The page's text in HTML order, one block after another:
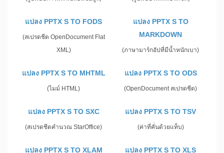
แปลง PPTX S TO FODS
(สเปรดชีต OpenDocument Flat
XML)
แปลง PPTX S TO
MARKDOWN
(ภาษามาร์กอัปที่มีน้ำหนักเบา)
แปลง PPTX S TO MHTML
(ไมม์ HTML)
แปลง PPTX S TO ODS
(OpenDocument สเปรดชีต)
แปลง PPTX S TO SXC
(สเปรดชีตคำนวณ StarOffice)
แปลง PPTX S TO TSV
(ค่าที่คั่นด้วยแท็บ)
แปลง PPTX S TO XLAM แปลง PPTX S TO XLS